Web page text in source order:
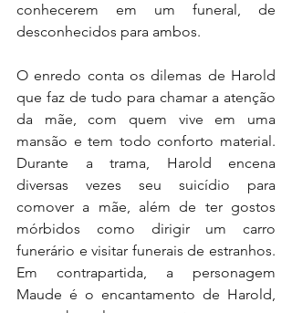
conhecerem em um funeral, de
desconhecidos para ambos.
O enredo conta os dilemas de Harold
que faz de tudo para chamar a atenção
da mãe, com quem vive em uma
mansão e tem todo conforto material.
Durante a trama, Harold encena
diversas vezes seu suicídio para
comover a mãe, além de ter gostos
mórbidos como dirigir um carro
funerário e visitar funerais de estranhos.
Em contrapartida, a personagem
Maude é o encantamento de Harold,